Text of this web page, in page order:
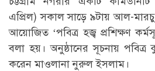
এপ্রিল) সকাল সাড়ে ৯টায় আল-
আয়োজিত ‘পবিত্র হজ্ব প্রশিক্ষণ
বলা হয়। অনুষ্ঠানের সূচনায়
করেন মাওলানা নুরুল ইসলাম।